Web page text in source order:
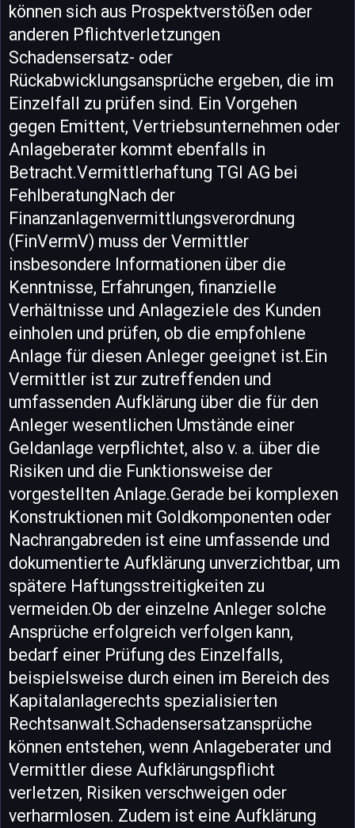
können sich aus Prospektverstößen oder
anderen Pflichtverletzungen
Schadensersatz- oder
Rückabwicklungsansprüche ergeben, die im
Einzelfall zu prüfen sind. Ein Vorgehen
gegen Emittent, Vertriebsunternehmen oder
Anlageberater kommt ebenfalls in
Betracht.Vermittlerhaftung TGI AG bei
FehlberatungNach der
Finanzanlagenvermittlungsverordnung
(FinVermV) muss der Vermittler
insbesondere Informationen über die
Kenntnisse, Erfahrungen, finanzielle
Verhältnisse und Anlageziele des Kunden
einholen und prüfen, ob die empfohlene
Anlage für diesen Anleger geeignet ist.Ein
Vermittler ist zur zutreffenden und
umfassenden Aufklärung über die für den
Anleger wesentlichen Umstände einer
Geldanlage verpflichtet, also v. a. über die
Risiken und die Funktionsweise der
vorgestellten Anlage.Gerade bei komplexen
Konstruktionen mit Goldkomponenten oder
Nachrangabreden ist eine umfassende und
dokumentierte Aufklärung unverzichtbar, um
spätere Haftungsstreitigkeiten zu
vermeiden.Ob der einzelne Anleger solche
Ansprüche erfolgreich verfolgen kann,
bedarf einer Prüfung des Einzelfalls,
beispielsweise durch einen im Bereich des
Kapitalanlagerechts spezialisierten
Rechtsanwalt.Schadensersatzansprüche
können entstehen, wenn Anlageberater und
Vermittler diese Aufklärungspflicht
verletzen, Risiken verschweigen oder
verharmlosen. Zudem ist eine Aufklärung